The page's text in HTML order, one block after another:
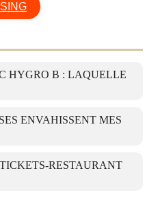
HYGRO B : LAQUELLE
ENVAHISSENT MES
RESTAURANT